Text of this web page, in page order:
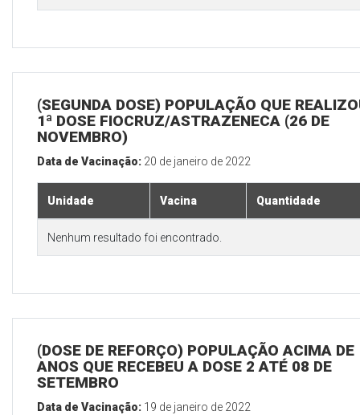
(SEGUNDA DOSE) POPULAÇÃO QUE
1ª DOSE FIOCRUZ/ASTRAZENECA (26 DE
NOVEMBRO)
Data de Vacinação: 20 de janeiro de 2022
Unidade Vacina Quantidade
Nenhum resultado foi encontrado.
(DOSE DE REFORÇO) POPULAÇÃO ACIMA DE
ANOS QUE RECEBEU A DOSE 2 ATÉ 08 DE
SETEMBRO
Data de Vacinação: 19 de janeiro de 2022